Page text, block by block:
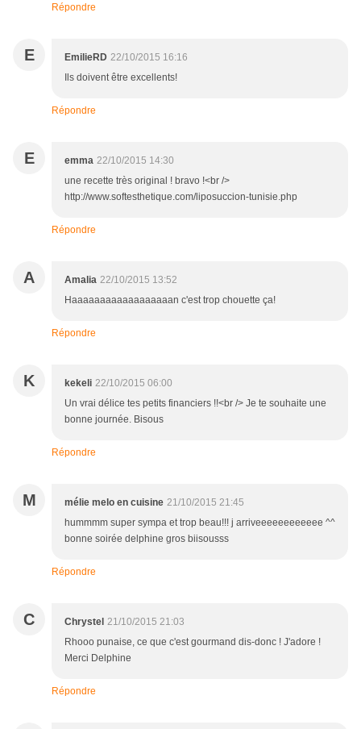
Répondre
E EmilieRD 22/10/2015 16:16
Ils doivent être excellents!
Répondre
E emma 22/10/2015 14:30
une recette très original ! bravo !<br />
http://www.softesthetique.com/liposuccion-tunisie.php
Répondre
A Amalia 22/10/2015 13:52
Haaaaaaaaaaaaaaaaaan c'est trop chouette ça!
Répondre
K kekeli 22/10/2015 06:00
Un vrai délice tes petits financiers !!<br /> Je te souhaite une
bonne journée. Bisous
Répondre
M mélie melo en cuisine 21/10/2015 21:45
hummmm super sympa et trop beau!!! j arriveeeeeeeeeeee ^^
bonne soirée delphine gros biisousss
Répondre
C Chrystel 21/10/2015 21:03
Rhooo punaise, ce que c'est gourmand dis-donc ! J'adore !
Merci Delphine
Répondre